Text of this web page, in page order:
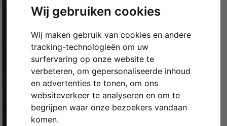
Wij gebruiken cookies
Wij maken gebruik van cookies en andere
tracking-technologieën om uw
surfervaring op onze website te
verbeteren, om gepersonaliseerde inhoud
en advertenties te tonen, om ons
websiteverkeer te analyseren en om te
begrijpen waar onze bezoekers vandaan
komen.
Terug